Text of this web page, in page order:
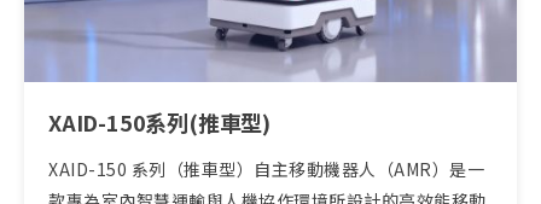
XAID-150系列(推車型)
XAID-150 系列（推車型）自主移動機器人（AMR）是一